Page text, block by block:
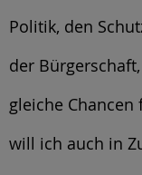
Politik, den
der
gleiche
will ich auch in